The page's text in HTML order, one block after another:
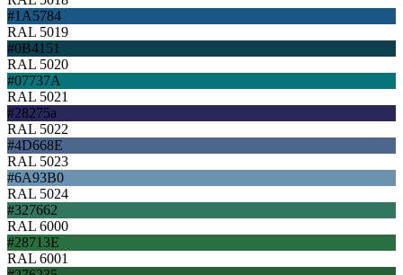
#1A5784
RAL 5019
#0B4151
RAL 5020
#07737A
RAL 5021
#28275a
RAL 5022
#4D668E
RAL 5023
#6A93B0
RAL 5024
#327662
RAL 6000
#28713E
RAL 6001